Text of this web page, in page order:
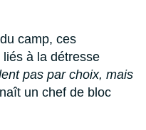
camp, ces
à la détresse
pas par choix, mais
un chef de bloc